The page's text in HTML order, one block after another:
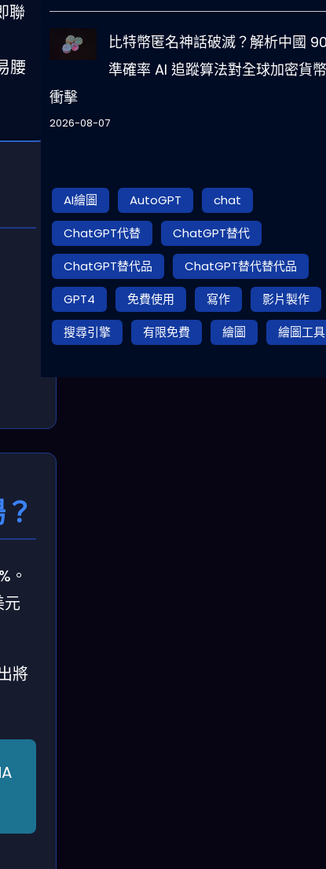
聯
腰
。
將
比特幣匿名神話破滅？解析中國
準確率 AI 追蹤算法對全球加密貨
衝擊
2026-08-07
AI繪圖 AutoGPT
chat
ChatGPT代替
ChatGPT替代
ChatGPT替代品
ChatGPT替代替代品
GPT4
免費使用 寫作
影片製作
搜尋引擎
有限免費 繪圖 繪圖工具